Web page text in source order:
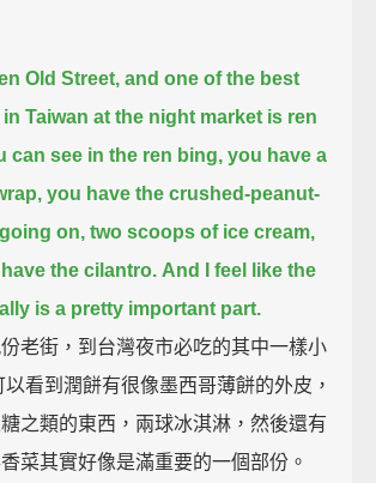
Old Street, and one of the best
Taiwan at the night market is ren
can see in the ren bing, you have a
you have the crushed-peanut-
on, two scoops of ice cream,
the cilantro. And I feel like the
is a pretty important part.
老街，到台灣夜市必吃的其中一樣小
以看到潤餅有很像墨西哥薄餅的外皮，
之類的東西，兩球冰淇淋，然後還有
菜其實好像是滿重要的一個部份。